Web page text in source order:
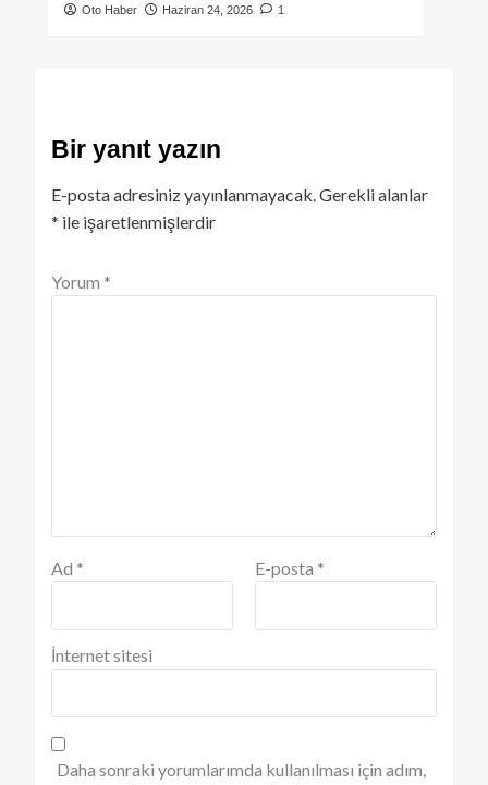
Oto Haber Haziran 24, 2026 1
Bir yanıt yazın
E-posta adresiniz yayınlanmayacak.Gerekli alanlar
* ile işaretlenmişlerdir
Yorum *
Ad * E-posta *
İnternet sitesi
Daha sonraki yorumlarımda kullanılması için adım,